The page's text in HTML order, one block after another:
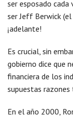
ser esposado cada
ser Jeff Berwick
¡adelante!
Es crucial, sin
gobierno dice que
financiera de los
supuestas razones
En el año 2000,